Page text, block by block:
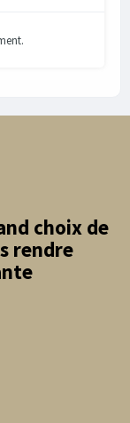
choix de
rendre